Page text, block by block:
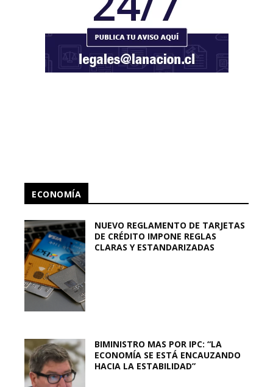
ECONOMÍA
NUEVO REGLAMENTO DE TARJETAS
DE CRÉDITO IMPONE REGLAS
CLARAS Y ESTANDARIZADAS
BIMINISTRO MAS POR IPC: “LA
ECONOMÍA SE ESTÁ ENCAUZANDO
HACIA LA ESTABILIDAD”